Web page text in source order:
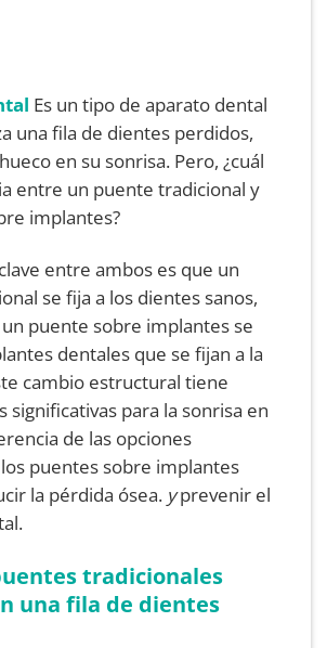
Es un tipo de aparato dental
una fila de dientes perdidos,
en su sonrisa. Pero, ¿cuál
entre un puente tradicional y
implantes?
entre ambos es que un
se fija a los dientes sanos,
puente sobre implantes se
dentales que se fijan a la
cambio estructural tiene
significativas para la sonrisa en
de las opciones
puentes sobre implantes
la pérdida ósea. yprevenir el
tradicionales
una fila de dientes